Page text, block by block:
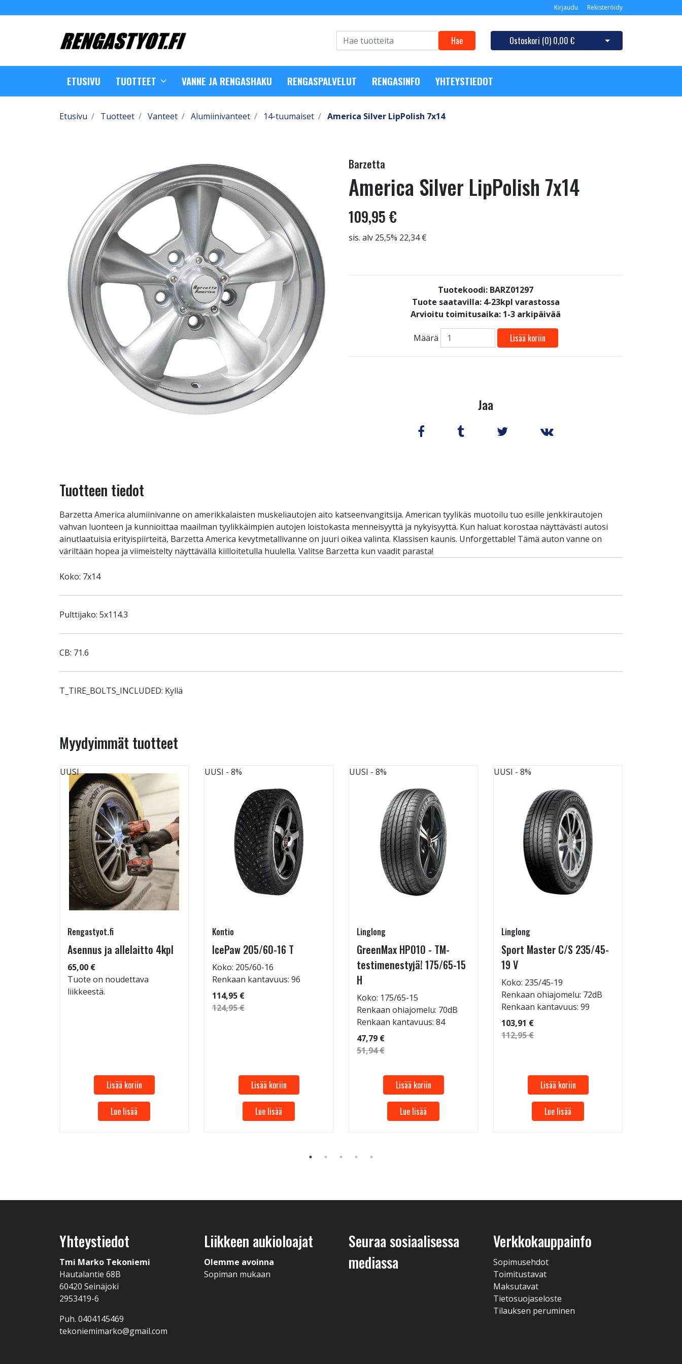
Kirjaudu Rekisteröidy
Hae Ostoskori (0) 0,00 € Avaa ostoskori
ETUSIVU TUOTTEET VANNE JA RENGASHAKU RENGASPALVELUT RENGASINFO YHTEYSTIEDOT
Etusivu Tuotteet Vanteet Alumiinivanteet 14-tuumaiset America Silver LipPolish 7x14
Barzetta
America Silver LipPolish 7x14
109,95 €
sis. alv 25,5% 22,34 €
Tuotekoodi: BARZ01297
Tuote saatavilla: 4-23kpl varastossa
Arvioitu toimitusaika: 1-3 arkipäivää
Määrä Lisää koriin
Jaa
Tuotteen tiedot
Barzetta America alumiinivanne on amerikkalaisten muskeliautojen aito katseenvangitsija. American tyylikäs muotoilu tuo esille jenkkirautojen
vahvan luonteen ja kunnioittaa maailman tyylikkäimpien autojen loistokasta menneisyyttä ja nykyisyyttä. Kun haluat korostaa näyttävästi autosi
ainutlaatuisia erityispiirteitä, Barzetta America kevytmetallivanne on juuri oikea valinta. Klassisen kaunis. Unforgettable! Tämä auton vanne on
väriltään hopea ja viimeistelty näyttävällä kiilloitetulla huulella. Valitse Barzetta kun vaadit parasta!
Koko: 7x14
Pulttijako: 5x114.3
CB: 71.6
T_TIRE_BOLTS_INCLUDED: Kyllä
Myydyimmät tuotteet
UUSI
Rengastyot.fi
Asennus ja allelaitto 4kpl
65,00 €
Tuote on noudettava
liikkeestä.
Lisää koriin
Lue lisää
UUSI - 8%
Kontio
IcePaw 205/60-16 T
Koko: 205/60-16
Renkaan kantavuus: 96
114,95 €
124,95 €
Lisää koriin
Lue lisää
UUSI - 8%
Linglong
GreenMax HP010 - TM-
testimenestyjä! 175/65-15
H
Koko: 175/65-15
Renkaan ohiajomelu: 70dB
Renkaan kantavuus: 84
47,79 €
51,94 €
Lisää koriin
Lue lisää
UUSI - 8%
Linglong
Sport Master C/S 235/45-
19 V
Koko: 235/45-19
Renkaan ohiajomelu: 72dB
Renkaan kantavuus: 99
103,91 €
112,95 €
Lisää koriin
Lue lisää
Yhteystiedot
Tmi Marko Tekoniemi
Hautalantie 68B
60420 Seinäjoki
2953419-6
Puh. 0404145469
tekoniemimarko@gmail.com
Liikkeen aukioloajat
Olemme avoinna
Sopiman mukaan
Seuraa sosiaalisessa
mediassa
Verkkokauppainfo
Sopimusehdot
Toimitustavat
Maksutavat
Tietosuojaseloste
Tilauksen peruminen